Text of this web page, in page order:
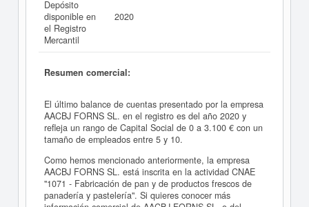
Depósito
disponible en
el Registro
Mercantil
2020
Resumen comercial:
El último balance de cuentas presentado por la empresa
AACBJ FORNS SL. en el registro es del año 2020 y
refleja un rango de Capital Social de 0 a 3.100 € con un
tamaño de empleados entre 5 y 10.
Como hemos mencionado anteriormente, la empresa
AACBJ FORNS SL. está inscrita en la actividad CNAE
"1071 - Fabricación de pan y de productos frescos de
panadería y pastelería". Si quieres conocer más